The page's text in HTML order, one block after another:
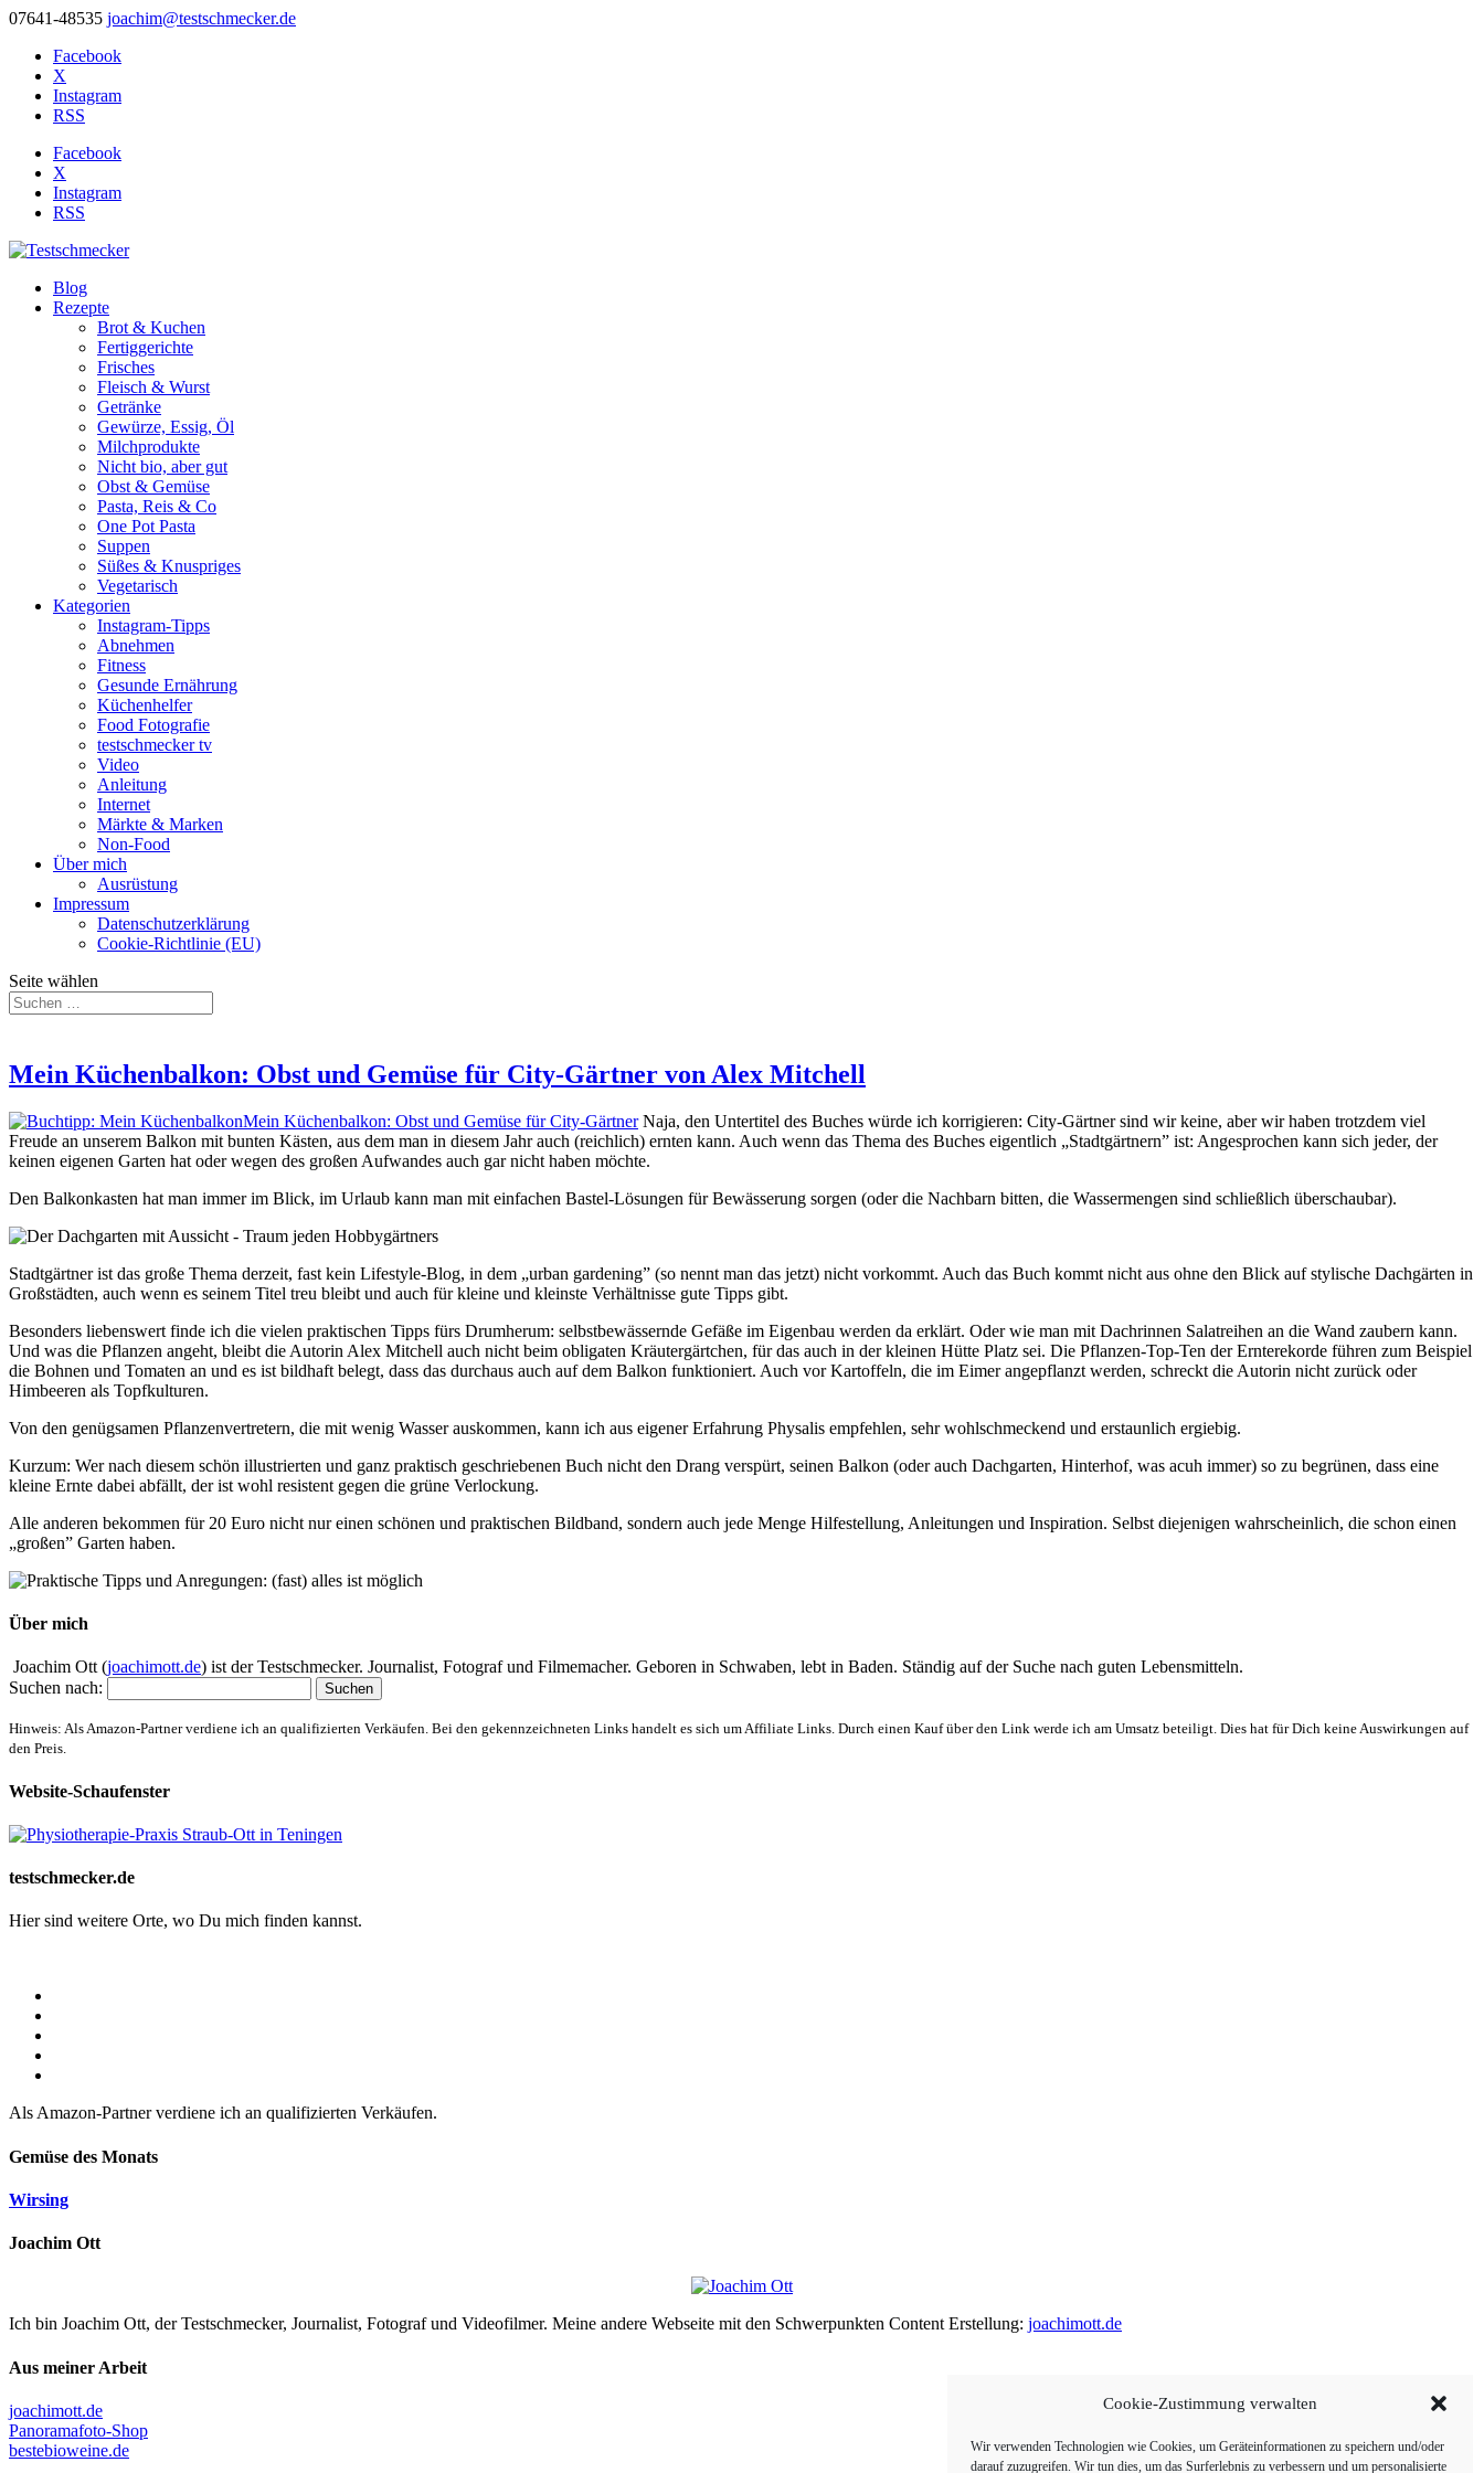
07641-48535 joachim@testschmecker.de
Facebook
X
Instagram
RSS
Facebook
X
Instagram
RSS
Blog
Rezepte
Brot & Kuchen
Fertiggerichte
Frisches
Fleisch & Wurst
Getränke
Gewürze, Essig, Öl
Milchprodukte
Nicht bio, aber gut
Obst & Gemüse
Pasta, Reis & Co
One Pot Pasta
Suppen
Süßes & Knuspriges
Vegetarisch
Kategorien
Instagram-Tipps
Abnehmen
Fitness
Gesunde Ernährung
Küchenhelfer
Food Fotografie
testschmecker tv
Video
Anleitung
Internet
Märkte & Marken
Non-Food
Über mich
Ausrüstung
Impressum
Datenschutzerklärung
Cookie-Richtlinie (EU)
Seite wählen
Mein Küchenbalkon: Obst und Gemüse für City-Gärtner von Alex Mitchell
Mein Küchenbalkon: Obst und Gemüse für City-GärtnerNaja, den Untertitel des Buches würde ich korrigieren: City-Gärtner sind wir keine, aber wir haben trotzdem viel
Freude an unserem Balkon mit bunten Kästen, aus dem man in diesem Jahr auch (reichlich) ernten kann. Auch wenn das Thema des Buches eigentlich „Stadtgärtnern” ist: Angesprochen kann sich jeder, der
keinen eigenen Garten hat oder wegen des großen Aufwandes auch gar nicht haben möchte.
Den Balkonkasten hat man immer im Blick, im Urlaub kann man mit einfachen Bastel-Lösungen für Bewässerung sorgen (oder die Nachbarn bitten, die Wassermengen sind schließlich überschaubar).
Stadtgärtner ist das große Thema derzeit, fast kein Lifestyle-Blog, in dem „urban gardening” (so nennt man das jetzt) nicht vorkommt. Auch das Buch kommt nicht aus ohne den Blick auf stylische Dachgärten in
Großstädten, auch wenn es seinem Titel treu bleibt und auch für kleine und kleinste Verhältnisse gute Tipps gibt.
Besonders liebenswert finde ich die vielen praktischen Tipps fürs Drumherum: selbstbewässernde Gefäße im Eigenbau werden da erklärt. Oder wie man mit Dachrinnen Salatreihen an die Wand zaubern kann.
Und was die Pflanzen angeht, bleibt die Autorin Alex Mitchell auch nicht beim obligaten Kräutergärtchen, für das auch in der kleinen Hütte Platz sei. Die Pflanzen-Top-Ten der Ernterekorde führen zum Beispiel
die Bohnen und Tomaten an und es ist bildhaft belegt, dass das durchaus auch auf dem Balkon funktioniert. Auch vor Kartoffeln, die im Eimer angepflanzt werden, schreckt die Autorin nicht zurück oder
Himbeeren als Topfkulturen.
Von den genügsamen Pflanzenvertretern, die mit wenig Wasser auskommen, kann ich aus eigener Erfahrung Physalis empfehlen, sehr wohlschmeckend und erstaunlich ergiebig.
Kurzum: Wer nach diesem schön illustrierten und ganz praktisch geschriebenen Buch nicht den Drang verspürt, seinen Balkon (oder auch Dachgarten, Hinterhof, was acuh immer) so zu begrünen, dass eine
kleine Ernte dabei abfällt, der ist wohl resistent gegen die grüne Verlockung.
Alle anderen bekommen für 20 Euro nicht nur einen schönen und praktischen Bildband, sondern auch jede Menge Hilfestellung, Anleitungen und Inspiration. Selbst diejenigen wahrscheinlich, die schon einen
„großen” Garten haben.
Über mich
Joachim Ott (joachimott.de) ist der Testschmecker. Journalist, Fotograf und Filmemacher. Geboren in Schwaben, lebt in Baden. Ständig auf der Suche nach guten Lebensmitteln.
Suchen nach:
Hinweis: Als Amazon-Partner verdiene ich an qualifizierten Verkäufen. Bei den gekennzeichneten Links handelt es sich um Affiliate Links. Durch einen Kauf über den Link werde ich am Umsatz beteiligt. Dies hat für Dich keine Auswirkungen auf
den Preis.
Website-Schaufenster
testschmecker.de
Hier sind weitere Orte, wo Du mich finden kannst.
Als Amazon-Partner verdiene ich an qualifizierten Verkäufen.
Gemüse des Monats
Wirsing
Joachim Ott
Ich bin Joachim Ott, der Testschmecker, Journalist, Fotograf und Videofilmer. Meine andere Webseite mit den Schwerpunkten Content Erstellung: joachimott.de
Aus meiner Arbeit
joachimott.de
Panoramafoto-Shop
bestebioweine.de
Cookie-Zustimmung verwalten
Wir verwenden Technologien wie Cookies, um Geräteinformationen zu speichern und/oder
darauf zuzugreifen. Wir tun dies, um das Surferlebnis zu verbessern und um personalisierte